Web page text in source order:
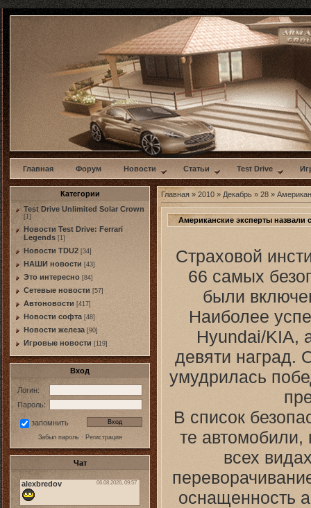
w
Главная Форум Новости Статьи Test Drive
Категории
Test Drive Unlimited Solar Crown
[1]
Новости Test Drive: Ferrari
Legends [1]
Новости TDU2 [34]
НАШИ новости [43]
Это интересно [84]
Сетевые новости [57]
Автоновости [417]
Новости софта [48]
Новоcти железа [90]
Игровые новости [119]
Вход
Логин:
Пароль:
запомнить
Забыл пароль· Регистрация
Чат
Главная » 2010 » Декабрь » 28 »
Американские эксперты назвали
Страховой
66 самых
были
Наиболее
Hyundai/KIA,
девяти наград.
умудрилась
В список
те автомобили,
всех
оснащенность